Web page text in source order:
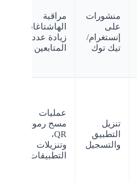
منشورات
على
إنستغرام/
تيك توك
مراقبة
الهاشتاغات،
زيادة عدد
المتابعين
تنزيل
التطبيق
والتسجيل
عمليات
مسح رموز
QR،
وتنزيلات
التطبيقات